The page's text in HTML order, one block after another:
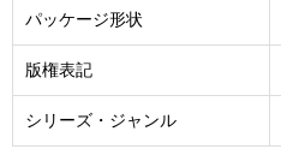
パッケージ形状
版権表記
シリーズ・ジャンル